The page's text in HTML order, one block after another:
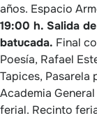
años. Espacio
19:00 h. Salida
batucada. Final
Poesía, Rafael
Tapices, Pasarela
Academia
ferial. Recinto